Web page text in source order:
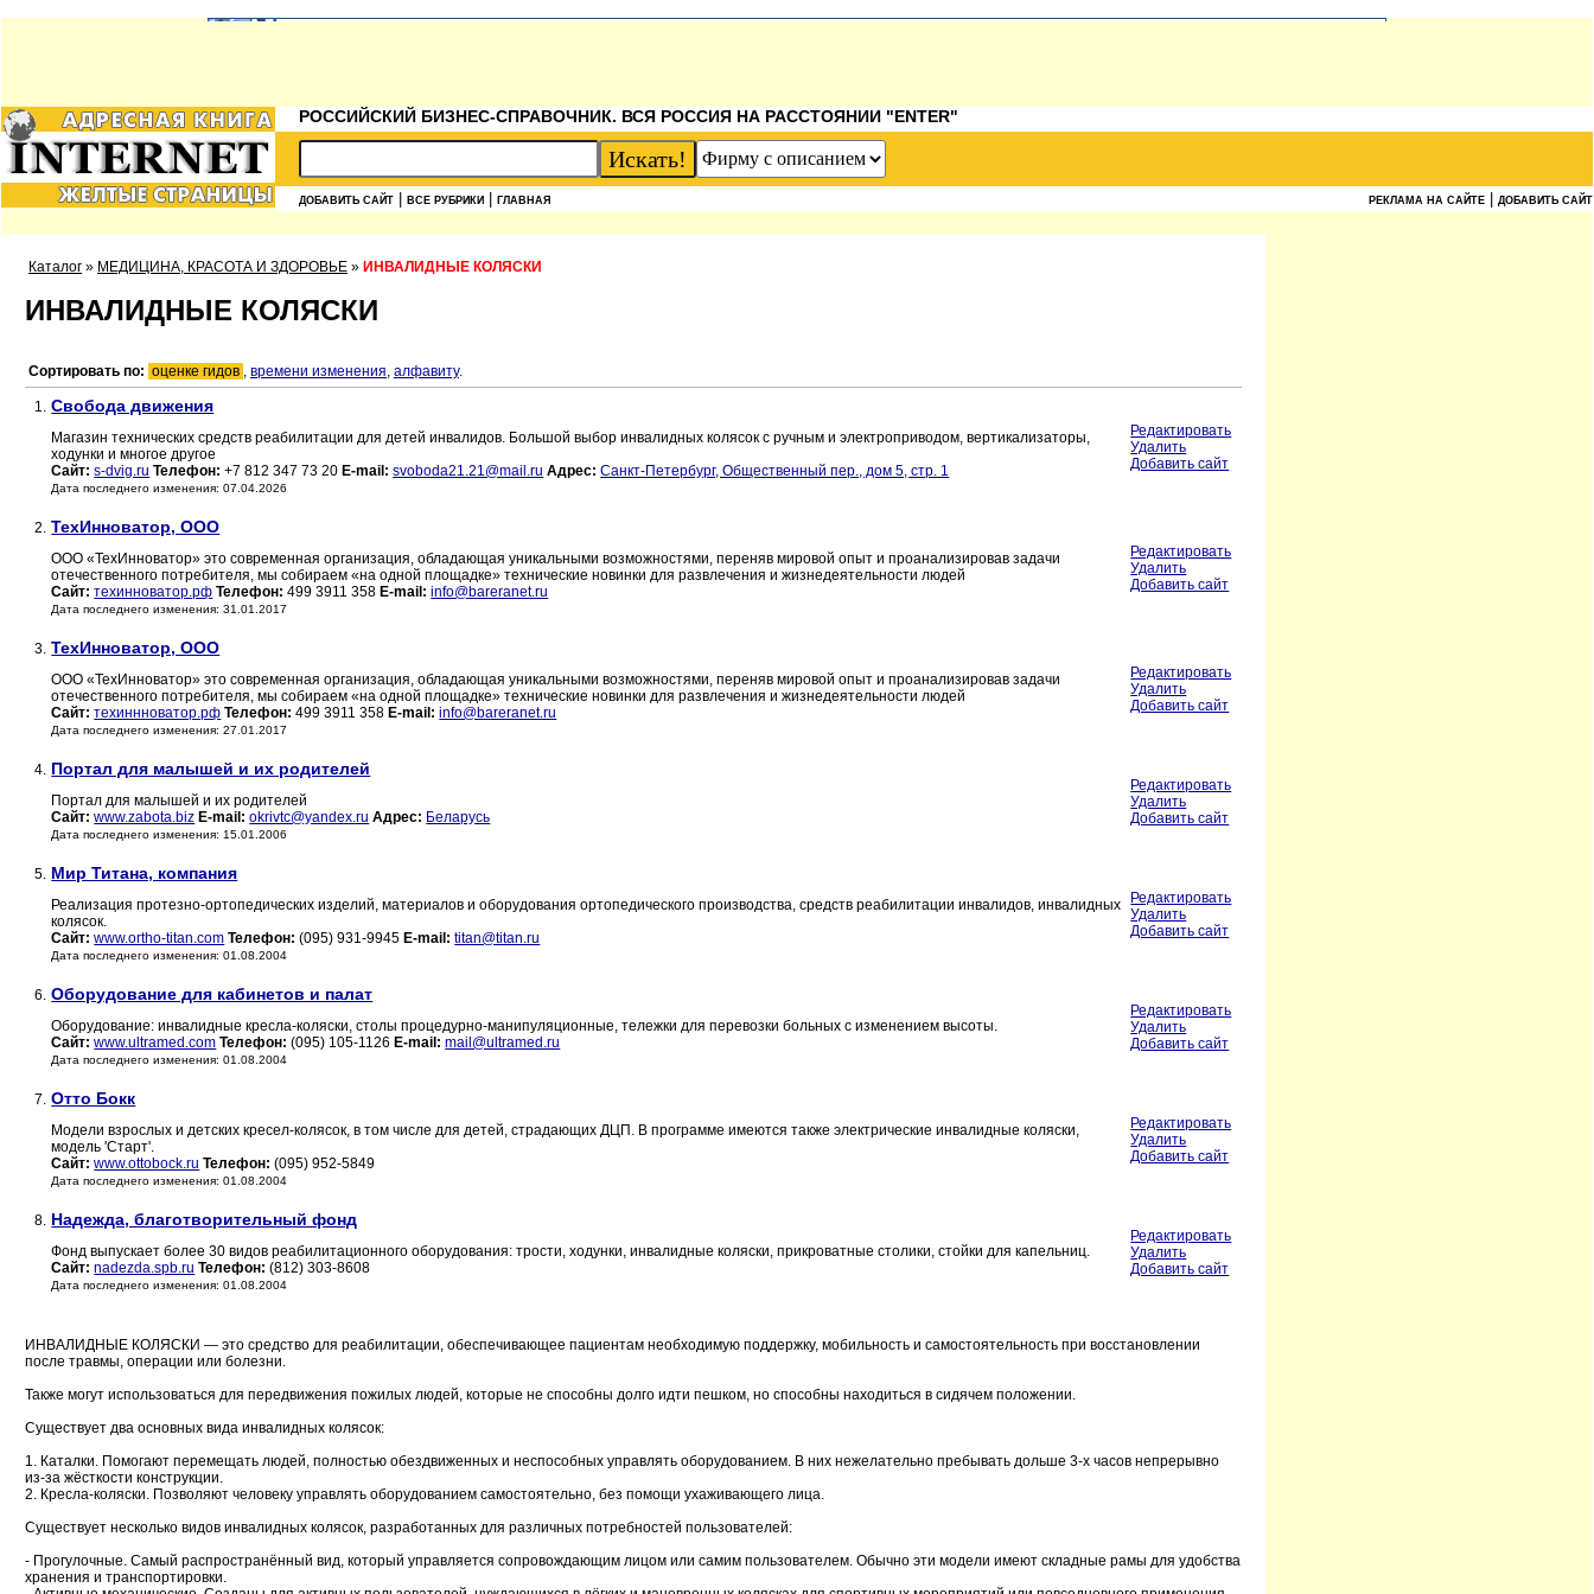
РОССИЙСКИЙ БИЗНЕС-СПРАВОЧНИК. ВСЯ РОССИЯ НА РАССТОЯНИИ "ENTER"
ДОБАВИТЬ САЙТ ВСЕ РУБРИКИ ГЛАВНАЯ РЕКЛАМА НА САЙТЕ ДОБАВИТЬ САЙТ
Каталог » МЕДИЦИНА, КРАСОТА И ЗДОРОВЬЕ » ИНВАЛИДНЫЕ КОЛЯСКИ
ИНВАЛИДНЫЕ КОЛЯСКИ
Сортировать по: оценке гидов , времени изменения, алфавиту.
1. Свобода движения
Магазин технических средств реабилитации для детей инвалидов. Большой выбор инвалидных колясок с ручным и электроприводом, вертикализаторы,
ходунки и многое другое
Сайт: s-dvig.ru Телефон: +7 812 347 73 20 E-mail: svoboda21.21@mail.ru Адрес: Санкт-Петербург, Общественный пер., дом 5, стр. 1
Дата последнего изменения: 07.04.2026
Редактировать
Удалить
Добавить сайт
2. ТехИнноватор, ООО
ООО «ТехИнноватор» это современная организация, обладающая уникальными возможностями, переняв мировой опыт и проанализировав задачи
отечественного потребителя, мы собираем «на одной площадке» технические новинки для развлечения и жизнедеятельности людей
Сайт: техинноватор.рф Телефон: 499 3911 358 E-mail: info@bareranet.ru
Дата последнего изменения: 31.01.2017
Редактировать
Удалить
Добавить сайт
3. ТехИнноватор, ООО
ООО «ТехИнноватор» это современная организация, обладающая уникальными возможностями, переняв мировой опыт и проанализировав задачи
отечественного потребителя, мы собираем «на одной площадке» технические новинки для развлечения и жизнедеятельности людей
Сайт: техиннноватор.рф Телефон: 499 3911 358 E-mail: info@bareranet.ru
Дата последнего изменения: 27.01.2017
Редактировать
Удалить
Добавить сайт
4. Портал для малышей и их родителей
Портал для малышей и их родителей
Сайт: www.zabota.biz E-mail: okrivtc@yandex.ru Адрес: Беларусь
Дата последнего изменения: 15.01.2006
Редактировать
Удалить
Добавить сайт
5. Мир Титана, компания
Реализация протезно-ортопедических изделий, материалов и оборудования ортопедического производства, средств реабилитации инвалидов, инвалидных
колясок.
Сайт: www.ortho-titan.com Телефон: (095) 931-9945 E-mail: titan@titan.ru
Дата последнего изменения: 01.08.2004
Редактировать
Удалить
Добавить сайт
6. Оборудование для кабинетов и палат
Оборудование: инвалидные кресла-коляски, столы процедурно-манипуляционные, тележки для перевозки больных с изменением высоты.
Сайт: www.ultramed.com Телефон: (095) 105-1126 E-mail: mail@ultramed.ru
Дата последнего изменения: 01.08.2004
Редактировать
Удалить
Добавить сайт
7. Отто Бокк
Модели взрослых и детских кресел-колясок, в том числе для детей, страдающих ДЦП. В программе имеются также электрические инвалидные коляски,
модель 'Старт'.
Сайт: www.ottobock.ru Телефон: (095) 952-5849
Дата последнего изменения: 01.08.2004
Редактировать
Удалить
Добавить сайт
8. Надежда, благотворительный фонд
Фонд выпускает более 30 видов реабилитационного оборудования: трости, ходунки, инвалидные коляски, прикроватные столики, стойки для капельниц.
Сайт: nadezda.spb.ru Телефон: (812) 303-8608
Дата последнего изменения: 01.08.2004
Редактировать
Удалить
Добавить сайт
ИНВАЛИДНЫЕ КОЛЯСКИ — это средство для реабилитации, обеспечивающее пациентам необходимую поддержку, мобильность и самостоятельность при восстановлении
после травмы, операции или болезни.
Также могут использоваться для передвижения пожилых людей, которые не способны долго идти пешком, но способны находиться в сидячем положении.
Существует два основных вида инвалидных колясок:
1. Каталки. Помогают перемещать людей, полностью обездвиженных и неспособных управлять оборудованием. В них нежелательно пребывать дольше 3-х часов непрерывно
из-за жёсткости конструкции.
2. Кресла-коляски. Позволяют человеку управлять оборудованием самостоятельно, без помощи ухаживающего лица.
Существует несколько видов инвалидных колясок, разработанных для различных потребностей пользователей:
- Прогулочные. Самый распространённый вид, который управляется сопровождающим лицом или самим пользователем. Обычно эти модели имеют складные рамы для удобства
хранения и транспортировки.